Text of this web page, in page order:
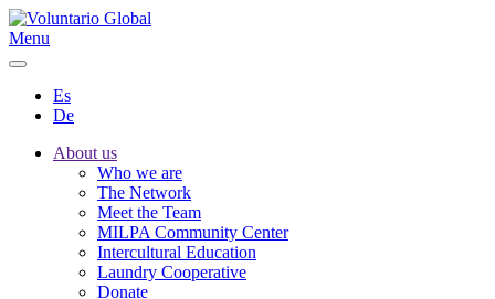
Menu
Es
De
About us
Who we are
The Network
Meet the Team
MILPA Community Center
Intercultural Education
Laundry Cooperative
Donate